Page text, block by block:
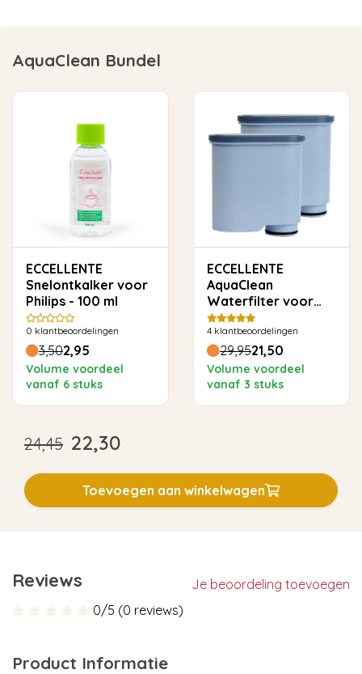
AquaClean Bundel
ECCELLENTE
Snelontkalker voor
Philips - 100 ml
0 klantbeoordelingen
3,502,95
Volume voordeel
vanaf 6 stuks
ECCELLENTE
AquaClean
Waterfilter voor
Philips - 2 stuks
4 klantbeoordelingen
29,9521,50
Volume voordeel
vanaf 3 stuks
24,45 22,30
Toevoegen aan winkelwagen
Reviews
Je beoordeling toevoegen
0/5 (0 reviews)
Product Informatie